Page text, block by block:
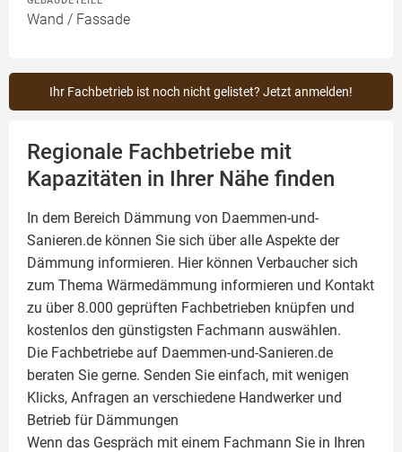
Wand / Fassade
Ihr Fachbetrieb ist noch nicht gelistet? Jetzt anmelden!
Regionale Fachbetriebe mit
Kapazitäten in Ihrer Nähe finden
In dem Bereich Dämmung von Daemmen-und-
Sanieren.de können Sie sich über alle Aspekte der
Dämmung informieren. Hier können Verbaucher sich
zum Thema Wärmedämmung informieren und Kontakt
zu über 8.000 geprüften Fachbetrieben knüpfen und
kostenlos den günstigsten Fachmann auswählen.
Die Fachbetriebe auf Daemmen-und-Sanieren.de
beraten Sie gerne. Senden Sie einfach, mit wenigen
Klicks, Anfragen an verschiedene Handwerker und
Betrieb für Dämmungen
Wenn das Gespräch mit einem Fachmann Sie in Ihren